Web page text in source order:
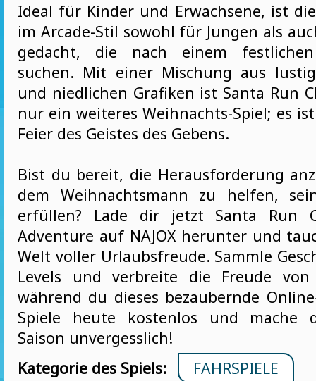
Ideal für Kinder und Erwachsene, ist
im Arcade-Stil sowohl für Jungen als
gedacht, die nach einem festlichen
suchen. Mit einer Mischung aus
und niedlichen Grafiken ist Santa Run
nur ein weiteres Weihnachts-Spiel; es
Feier des Geistes des Gebens.
Bist du bereit, die Herausforderung
dem Weihnachtsmann zu helfen,
erfüllen? Lade dir jetzt Santa Run
Adventure auf NAJOX herunter und
Welt voller Urlaubsfreude. Sammle
Levels und verbreite die Freude von
während du dieses bezaubernde
Spiele heute kostenlos und mache
Saison unvergesslich!
Kategorie des Spiels:
FAHRSPIELE